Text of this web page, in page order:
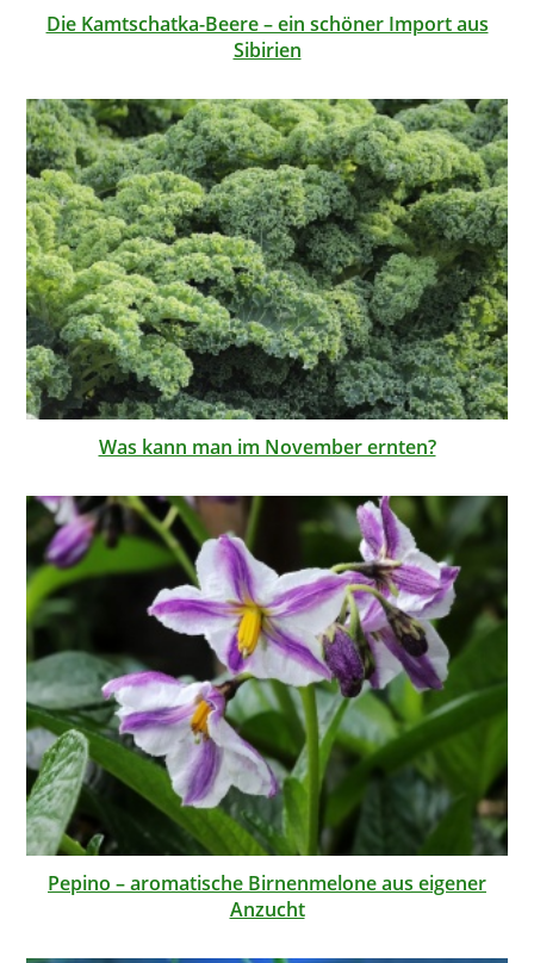
Die Kamtschatka-Beere – ein schöner Import aus
Sibirien
Was kann man im November ernten?
Pepino – aromatische Birnenmelone aus eigener
Anzucht